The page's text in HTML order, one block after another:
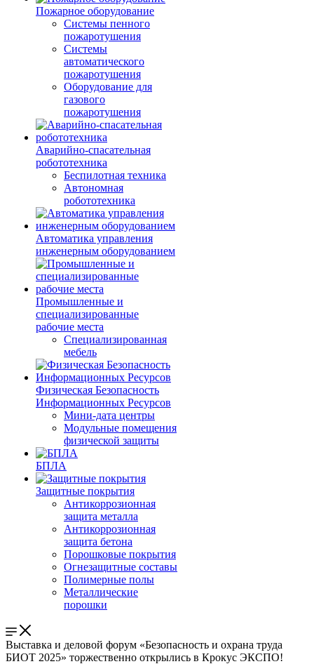
Пожарное оборудование
Системы пенного
пожаротушения
Системы
автоматического
пожаротушения
Оборудование для
газового
пожаротушения
Аварийно-спасательная
робототехника
Беспилотная техника
Автономная
робототехника
Автоматика управления
инженерным оборудованием
Промышленные и
специализированные
рабочие места
Специализированная
мебель
Физическая Безопасность
Информационных Ресурсов
Мини-дата центры
Модульные помещения
физической защиты
БПЛА
Защитные покрытия
Антикоррозионная
защита металла
Антикоррозионная
защита бетона
Порошковые покрытия
Огнезащитные составы
Полимерные полы
Металлические
порошки
Выставка и деловой форум «Безопасность и охрана труда
БИОТ 2025» торжественно открылись в Крокус ЭКСПО!